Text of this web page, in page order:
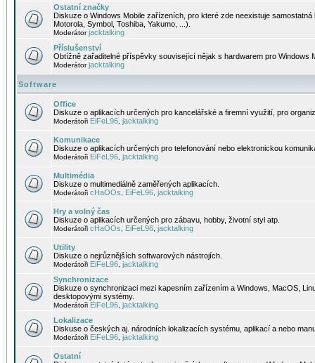
Ostatní značky
Diskuze o Windows Mobile zařízeních, pro které zde neexistuje
Motorola, Symbol, Toshiba, Yakumo, ...).
Moderátorjacktalking
Příslušenství
Obtížně zařaditelné příspěvky související nějak s hardwarem pro Windows
Moderátorjacktalking
Software
Office
Diskuze o aplikacích určených pro kancelářské a firemní využití, pro
Moderátoři EiFeL96 jacktalking
Komunikace
Diskuze o aplikacích určených pro telefonování nebo elektronickou
Moderátoři EiFeL96 jacktalking
Multimédia
Diskuze o multimediálně zaměřených aplikacích.
Moderátoři cHaOOs EiFeL96 jacktalking
Hry a volný čas
Diskuze o aplikacích určených pro zábavu, hobby, životní styl atp.
Moderátoři cHaOOs EiFeL96 jacktalking
Utility
Diskuze o nejrůznějších softwarových nástrojích.
Moderátoři EiFeL96 jacktalking
Synchronizace
Diskuze o synchronizaci mezi kapesním zařízením a Windows, MacOS,
desktopovými systémy.
Moderátoři EiFeL96 jacktalking
Lokalizace
Diskuse o českých aj. národních lokalizacích systému, aplikací a nebo
Moderátoři EiFeL96 jacktalking
Ostatní